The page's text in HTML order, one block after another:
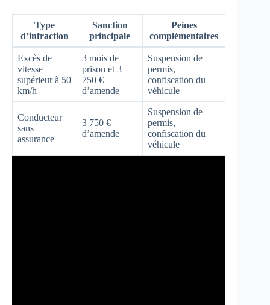
Type
d’infraction
Sanction
principale
Peines
complémentaires
Excès de
vitesse
supérieur à 50
km/h
3 mois de
prison et 3
750 €
d’amende
Suspension de
permis,
confiscation du
véhicule
Conducteur
sans
assurance
3 750 €
d’amende
Suspension de
permis,
confiscation du
véhicule